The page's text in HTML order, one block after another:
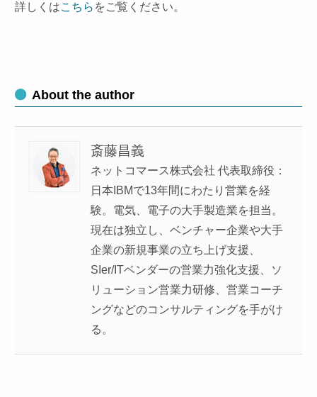
詳しくはこちら をご覧ください。
About the author
斎藤昌義
ネットコマース株式会社 代表取締役：
日本IBMで13年間にわたり営業を経
験。電気、電子の大手製造業を担当。
現在は独立し、ベンチャー企業や大手
企業の新規事業の立ち上げ支援、
SIer/ITベンダーの営業力強化支援、ソ
リューション営業力研修、営業コーチ
ングなどのコンサルティングを手がけ
る。